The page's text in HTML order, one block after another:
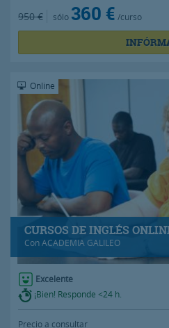
950 € sólo 360 € /curso
CURSOS DE INGLÉS
ConACADEMIA GALILEO
Online
Excelente
¡Bien! Responde <24 h.
Precio a consultar